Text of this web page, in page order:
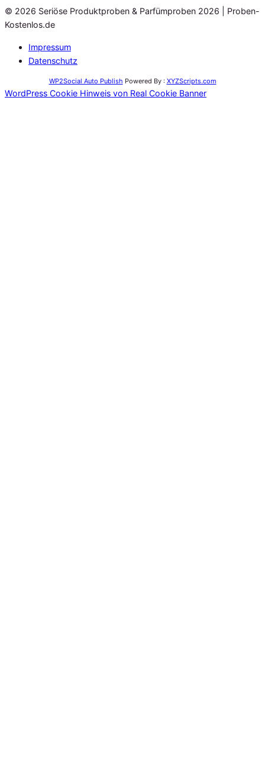
© 2026 Seriöse Produktproben & Parfümproben 2026 | Proben-
Kostenlos.de
Impressum
Datenschutz
WP2Social Auto Publish Powered By : XYZScripts.com
WordPress Cookie Hinweis von Real Cookie Banner